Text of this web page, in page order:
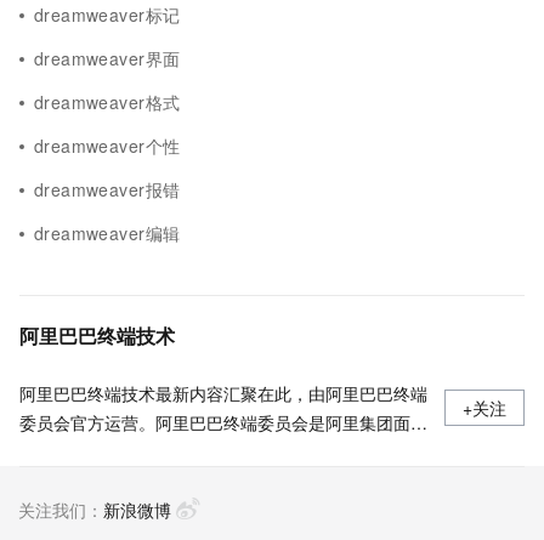
dreamweaver标记
dreamweaver界面
dreamweaver格式
dreamweaver个性
dreamweaver报错
dreamweaver编辑
阿里巴巴终端技术
阿里巴巴终端技术最新内容汇聚在此，由阿里巴巴终端
委员会官方运营。阿里巴巴终端委员会是阿里集团面向
策略和目标并落地执行，推动终端技术发展，帮助工程
+关注
关注我们： 新浪微博